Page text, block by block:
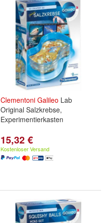
Clementoni Galileo Lab
Original Salzkrebse,
Experimentierkasten
15,32 €
Kostenloser Versand